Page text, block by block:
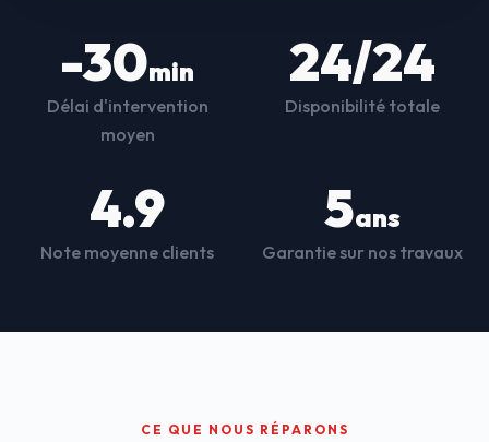
-30min
Délai d'intervention
moyen
24/24
Disponibilité totale
4.9
Note moyenne clients
5ans
Garantie sur nos travaux
CE QUE NOUS RÉPARONS